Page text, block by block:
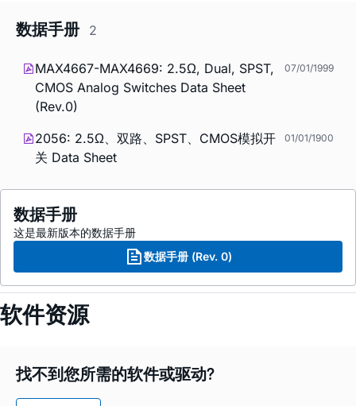
数据手册 2
MAX4667-MAX4669: 2.5Ω, Dual, SPST,
CMOS Analog Switches Data Sheet
(Rev.0)
07/01/1999
2056: 2.5Ω、双路、SPST、CMOS模拟开
关 Data Sheet
01/01/1900
数据手册
这是最新版本的数据手册
数据手册 (Rev. 0)
软件资源
找不到您所需的软件或驱动?